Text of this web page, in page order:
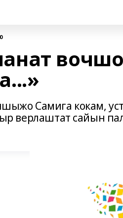
Самига кокам,
верлаштат сайын